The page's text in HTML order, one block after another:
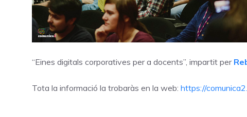
“Eines digitals corporatives per a docents”, impartit per
Tota la informació la trobaràs en la web: https://